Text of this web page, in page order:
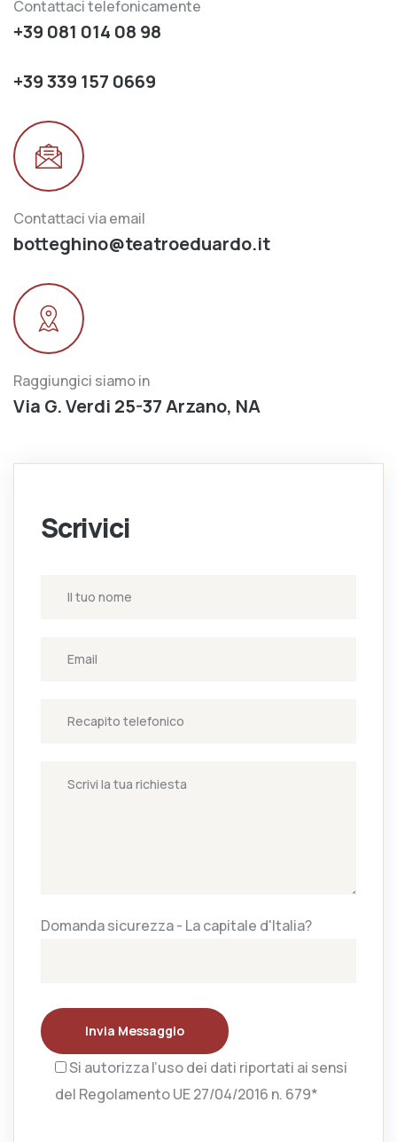
Contattaci telefonicamente
+39 081 014 08 98
+39 339 157 0669
Contattaci via email
botteghino@teatroeduardo.it
Raggiungici siamo in
Via G. Verdi 25-37 Arzano, NA
Scrivici
Domanda sicurezza - La capitale d'Italia?
Invia Messaggio
Si autorizza l’uso dei dati riportati ai sensi
del Regolamento UE 27/04/2016 n. 679*